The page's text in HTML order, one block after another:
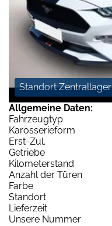
Standort Zentrallager
Allgemeine Daten:
Fahrzeugtyp
Karosserieform
Erst-Zul.
Getriebe
Kilometerstand
Anzahl der Türen
Farbe
Standort
Lieferzeit
Unsere Nummer